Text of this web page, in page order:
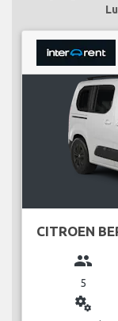
CITROEN
group
5
miscellaneous_services